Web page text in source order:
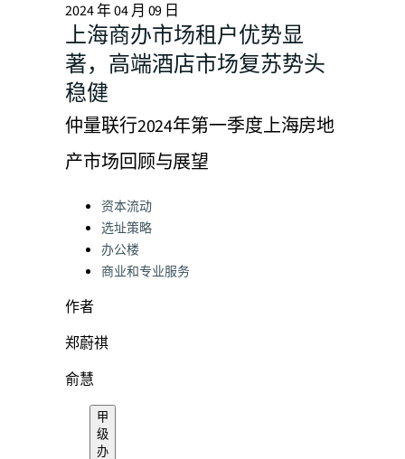
2024 年 04 月 09 日
上海商办市场租户优势显
著，高端酒店市场复苏势头
稳健
仲量联行2024年第一季度上海房地
产市场回顾与展望
Categories:
资本流动
选址策略
办公楼
商业和专业服务
作者
郑蔚祺
俞慧
甲
级
办